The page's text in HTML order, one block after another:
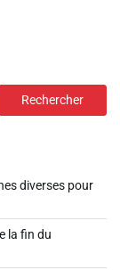
Rechercher
diverses pour
la fin du